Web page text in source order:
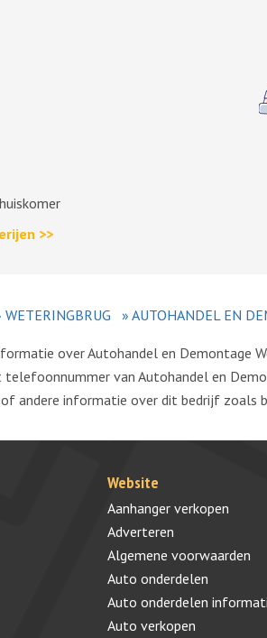
>>
WETERINGBRUG » AUTOHANDEL EN
over Autohandel en Demontage
van Autohandel en
andere informatie over dit bedrijf zoals
Website
Aanhanger verkopen
Adverteren
Algemene voorwaarden
Auto onderdelen
Auto onderdelen
Auto verkopen